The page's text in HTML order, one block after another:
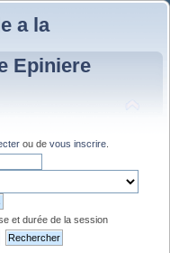
a la
Epiniere
ou de vous inscrire
et durée de la session